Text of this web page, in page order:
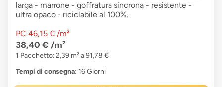
larga - marrone - goffratura sincrona - resistente -
ultra opaco - riciclabile al 100%.
PC 46,15 € /m²
38,40 € /m²
1 Pacchetto: 2,39 m² a 91,78 €
Tempi di consegna: 16 Giorni